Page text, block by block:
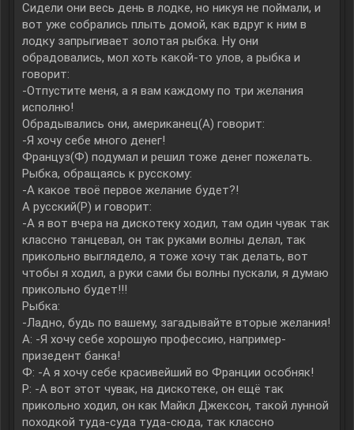
Сидели они весь день в лодке, но никуя не поймали, и
вот уже собрались плыть домой, как вдруг к ним в
лодку запрыгивает золотая рыбка. Ну они
обрадовались, мол хоть какой-то улов, а рыбка и
говорит:
-Отпустите меня, а я вам каждому по три желания
исполню!
Обрадывались они, американец(А) говорит:
-Я хочу себе много денег!
Француз(Ф) подумал и решил тоже денег пожелать.
Рыбка, обращаясь к русскому:
-А какое твоё первое желание будет?!
А русский(Р) и говорит:
-А я вот вчера на дискотеку ходил, там один чувак так
классно танцевал, он так руками волны делал, так
прикольно выглядело, я тоже хочу так делать, вот
чтобы я ходил, а руки сами бы волны пускали, я думаю
прикольно будет!!!
Рыбка:
-Ладно, будь по вашему, загадывайте вторые желания!
А: -Я хочу себе хорошую профессию, например-
призедент банка!
Ф: -А я хочу себе красивейший во Франции особняк!
Р: -А вот этот чувак, на дискотеке, он ещё так
прикольно ходил, он как Майкл Джексон, такой лунной
походкой туда-суда туда-сюда, так классно